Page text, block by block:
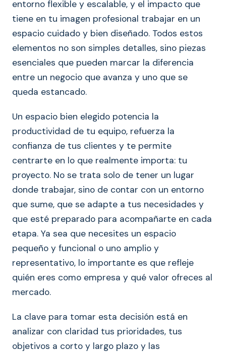
entorno flexible y escalable, y el impacto que
tiene en tu imagen profesional trabajar en un
espacio cuidado y bien diseñado. Todos estos
elementos no son simples detalles, sino piezas
esenciales que pueden marcar la diferencia
entre un negocio que avanza y uno que se
queda estancado.
Un espacio bien elegido potencia la
productividad de tu equipo, refuerza la
confianza de tus clientes y te permite
centrarte en lo que realmente importa: tu
proyecto. No se trata solo de tener un lugar
donde trabajar, sino de contar con un entorno
que sume, que se adapte a tus necesidades y
que esté preparado para acompañarte en cada
etapa. Ya sea que necesites un espacio
pequeño y funcional o uno amplio y
representativo, lo importante es que refleje
quién eres como empresa y qué valor ofreces al
mercado.
La clave para tomar esta decisión está en
analizar con claridad tus prioridades, tus
objetivos a corto y largo plazo y las